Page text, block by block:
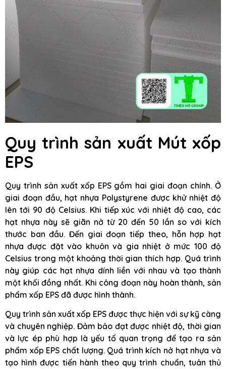
Quy trình sản xuất Mút xốp
EPS
Quy trình sản xuất xốp EPS gồm hai giai đoạn chính. Ở
giai đoạn đầu, hạt nhựa Polystyrene được khử nhiệt độ
lên tới 90 độ Celsius. Khi tiếp xúc với nhiệt độ cao, các
hạt nhựa này sẽ giãn nở từ 20 đến 50 lần so với kích
thước ban đầu. Đến giai đoạn tiếp theo, hỗn hợp hạt
nhựa được đặt vào khuôn và gia nhiệt ở mức 100 độ
Celsius trong một khoảng thời gian thích hợp. Quá trình
này giúp các hạt nhựa dính liền với nhau và tạo thành
một khối đồng nhất. Khi công đoạn này hoàn thành, sản
phẩm xốp EPS đã được hình thành.
Quy trình sản xuất xốp EPS được thực hiện với sự kỹ càng
và chuyên nghiệp. Đảm bảo đạt được nhiệt độ, thời gian
và lực ép phù hợp là yếu tố quan trọng để tạo ra sản
phẩm xốp EPS chất lượng. Quá trình kích nở hạt nhựa và
tạo hình được tiến hành theo quy trình chuẩn, tuân thủ